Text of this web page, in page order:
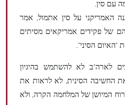
עם סין.
האמריקני על סין אתמול, אמר
של פקידים אמריקאים מסיתים
"האיום הסיני".
לארה"ב לא להשתמש בהיגיון
החשיבה הסינית, לא לראות את
המיושן של המלחמה הקרה, ולא